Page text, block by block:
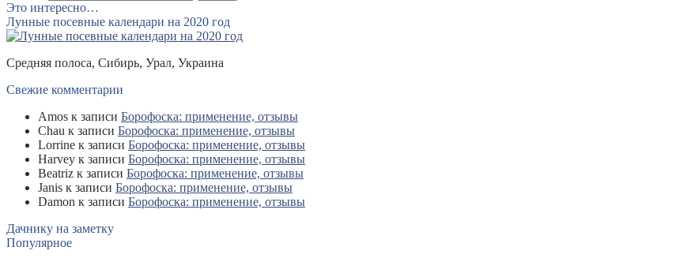
Это интересно…
Лунные посевные календари на 2020 год
Средняя полоса, Сибирь, Урал, Украина
Свежие комментарии
Amos к записи Борофоска: применение, отзывы
Chau к записи Борофоска: применение, отзывы
Lorrine к записи Борофоска: применение, отзывы
Harvey к записи Борофоска: применение, отзывы
Beatriz к записи Борофоска: применение, отзывы
Janis к записи Борофоска: применение, отзывы
Damon к записи Борофоска: применение, отзывы
Дачнику на заметку
Популярное